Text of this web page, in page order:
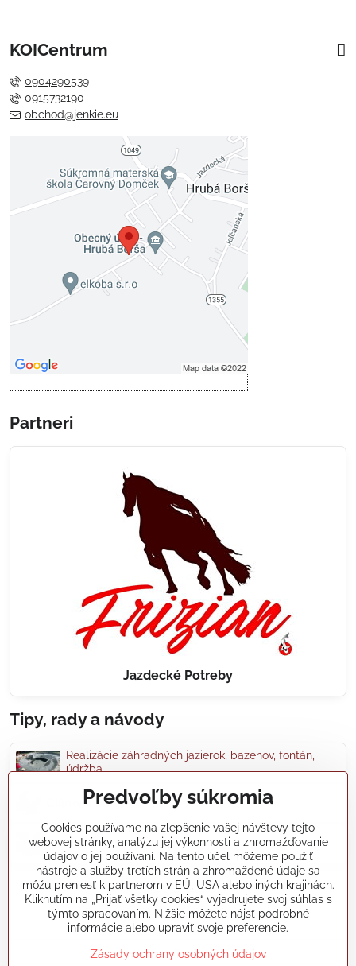
KOICentrum
0904290539
0915732190
obchod@jenkie.eu
Externý obsah je blokovaný
Voľbami súkromia
Prajete si načítať externý obsah?
Povoliť tentokrát
Povoliť a zapamätať - súhlas s
Partneri
Jazdecké Potreby
Tipy, rady a návody
Realizácie záhradných jazierok, bazénov, fontán,
údržba...
Články a blogy
Rady a návody
koikapre/?ref=hl
©2026Copyright
Predvoľby súkromia
Cookies používame na zlepšenie vašej návštevy tejto
webovej stránky, analýzu jej výkonnosti a zhromažďovanie
údajov o jej používaní. Na tento účel môžeme použiť
nástroje a služby tretích strán a zhromaždené údaje sa
môžu preniesť k partnerom v EÚ, USA alebo iných krajinách.
Kliknutím na „Prijať všetky cookies“ vyjadrujete svoj súhlas s
týmto spracovaním. Nižšie môžete nájsť podrobné
informácie alebo upraviť svoje preferencie.
Zásady ochrany osobných údajov